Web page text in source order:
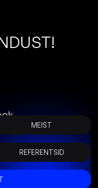
DUST!
MEIST
REFERENTSID